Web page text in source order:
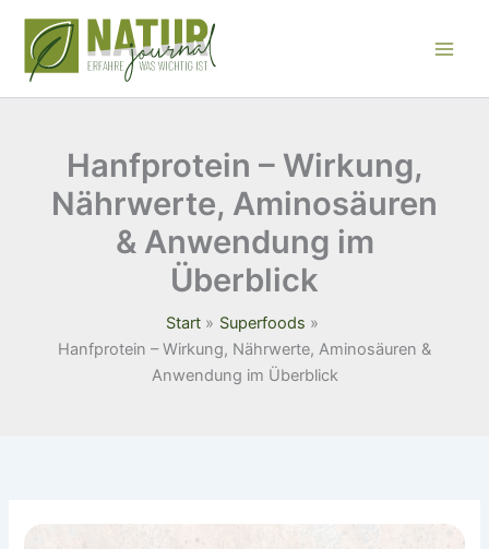
Inhalt
springen
Hanfprotein – Wirkung,
Nährwerte, Aminosäuren
& Anwendung im
Überblick
Start
Superfoods
Hanfprotein – Wirkung, Nährwerte, Aminosäuren &
Anwendung im Überblick